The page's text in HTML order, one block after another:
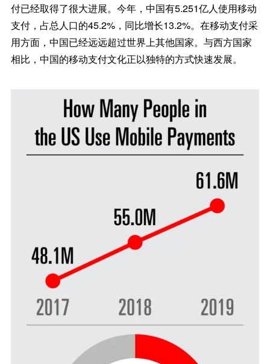
付已经取得了很大进展。今年，中国有5.251亿人使用移动
支付，占总人口的45.2%，同比增长13.2%。在移动支付采
用方面，中国已经远远超过世界上其他国家。与西方国家
相比，中国的移动支付文化正以独特的方式快速发展。